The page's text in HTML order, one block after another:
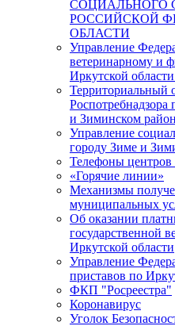
СОЦИАЛЬНОГО
РОССИЙСКОЙ
ОБЛАСТИ
Управление
ветеринарному и
Иркутской
Территориальный
Роспотребнадзора
и Зиминском
Управление
городу Зиме и
Телефоны
«Горячие линии»
Механизмы
муниципальных
Об оказании
государственной
Иркутской области
Управление
приставов по
ФКП "Росреестра"
Коронавирус
Уголок